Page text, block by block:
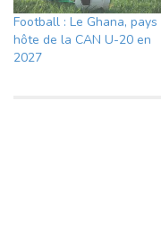
Football : Le Ghana, pays
hôte de la CAN U-20 en
2027